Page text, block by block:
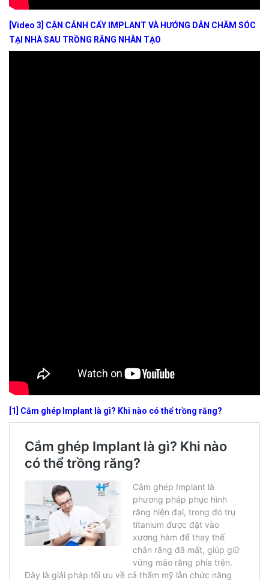
[Video 3] CẬN CẢNH CẤY IMPLANT VÀ HƯỚNG DẪN CHĂM SÓC
TẠI NHÀ SAU TRỒNG RĂNG NHÂN TẠO
[1] Cắm ghép Implant là gì? Khi nào có thể trồng răng?